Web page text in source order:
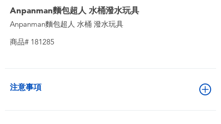
Anpanman麵包超人 水桶潑水玩具
Anpanman麵包超人 水桶 潑水玩具
商品# 181285
注意事項